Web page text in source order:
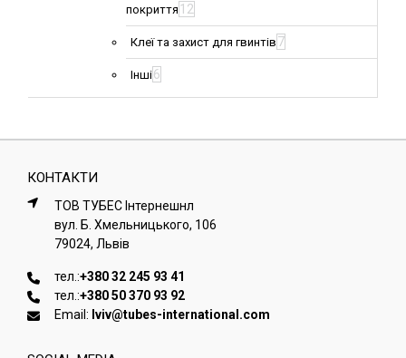
покриття 12
Клеї та захист для гвинтів 7
Інші6
КОНТАКТИ
ТОВ ТУБЕС Iнтернешнл
вул. Б. Хмельницького, 106
79024, Львiв
тел.:+380 32 245 93 41
тел.:+380 50 370 93 92
Email: lviv@tubes-international.com